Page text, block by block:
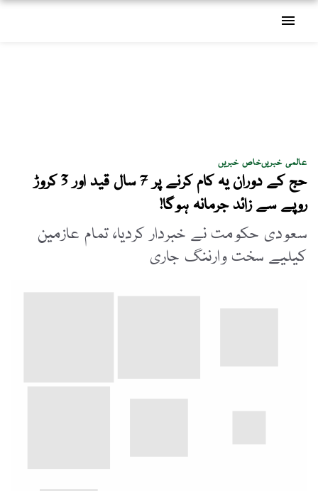
menu
عالمی خبریںخاص خبریں
حج کے دوران یہ کام کرنے پر 7 سال قید اور 3 کروڑ
روپے سے زائد جرمانہ ہوگا!
سعودی حکومت نے خبردار کردیا، تمام عازمین
کیلیے سخت وارننگ جاری